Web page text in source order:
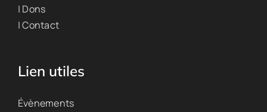
| Dons
| Contact
Lien utiles
Évènements